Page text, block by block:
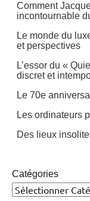
Comment
incontournable
Le monde du
et perspectives
L’essor du «
discret et
Le 70e
Les ordinateurs
Des lieux
Catégories